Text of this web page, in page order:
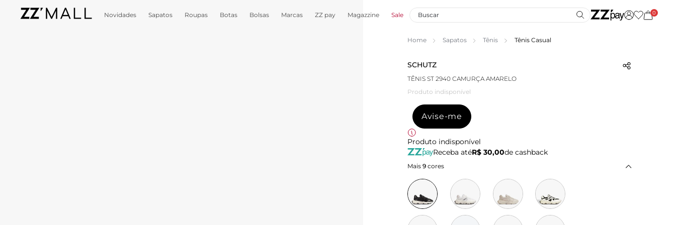
Novidades Sapatos Roupas Botas Bolsas Marcas ZZ pay Magazzine Sale 0
Home Sapatos Tênis Tênis Casual
SCHUTZ
TÊNIS ST 2940 CAMURÇA AMARELO
Produto indisponível
Avise-me
Produto indisponível
Receba atéR$ 30,00de cashback
Mais 9 cores